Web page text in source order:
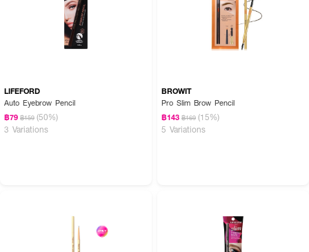
LIFEFORD
Auto Eyebrow Pencil
฿79 ฿159 (50%)
3 Variations
BROWIT
Pro Slim Brow Pencil
฿143 ฿169 (15%)
5 Variations